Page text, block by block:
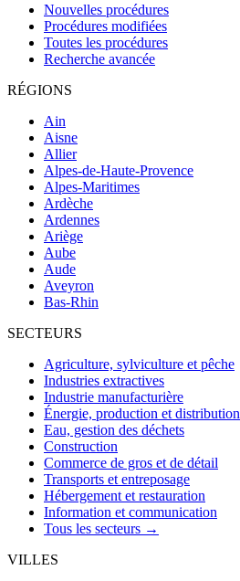
Nouvelles procédures
Procédures modifiées
Toutes les procédures
Recherche avancée
RÉGIONS
Ain
Aisne
Allier
Alpes-de-Haute-Provence
Alpes-Maritimes
Ardèche
Ardennes
Ariège
Aube
Aude
Aveyron
Bas-Rhin
SECTEURS
Agriculture, sylviculture et pêche
Industries extractives
Industrie manufacturière
Énergie, production et distribution
Eau, gestion des déchets
Construction
Commerce de gros et de détail
Transports et entreposage
Hébergement et restauration
Information et communication
Tous les secteurs →
VILLES